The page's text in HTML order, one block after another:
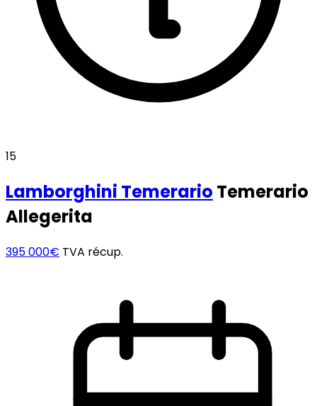
15
Lamborghini Temerario Temerario
Allegerita
395 000€ TVA récup.